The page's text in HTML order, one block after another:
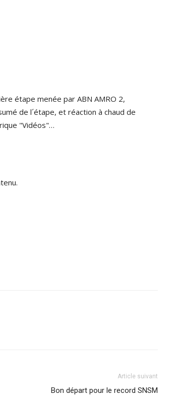
étape menée par ABN AMRO 2,
de l´étape, et réaction à chaud de
"Vidéos"…
Article suivant
Bon départ pour le record SNSM